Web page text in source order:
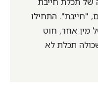
"חייבת". התחילו
מין אחר, חוט
תכלת לא